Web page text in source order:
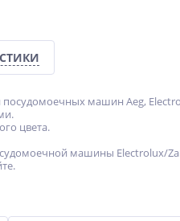
машин Aeg,
цвета.
машины Electrolux/